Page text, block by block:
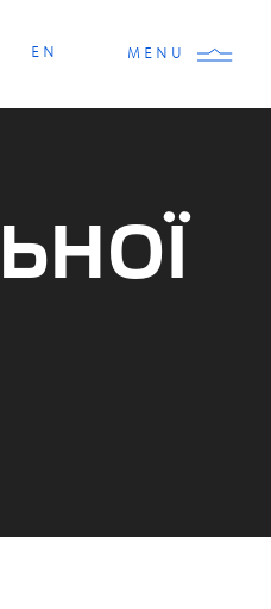
EN MENU